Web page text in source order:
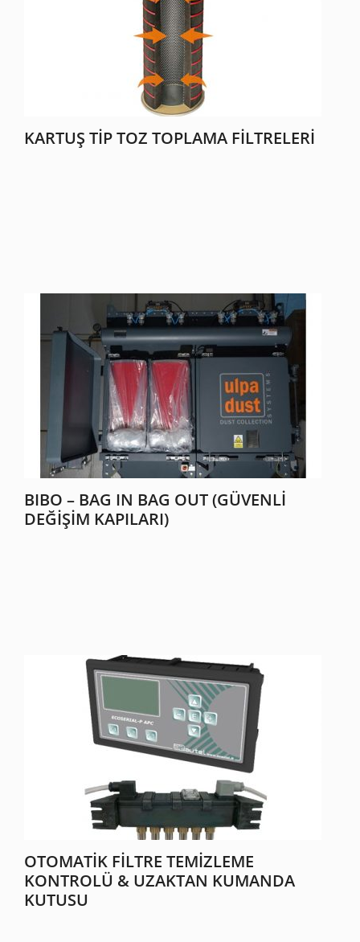
KARTUŞ TIP TOZ TOPLAMA FILTRELERI
BIBO – BAG IN BAG OUT (GÜVENLI
DEĞIŞIM KAPILARI)
OTOMATIK FILTRE TEMIZLEME
KONTROLÜ & UZAKTAN KUMANDA
KUTUSU